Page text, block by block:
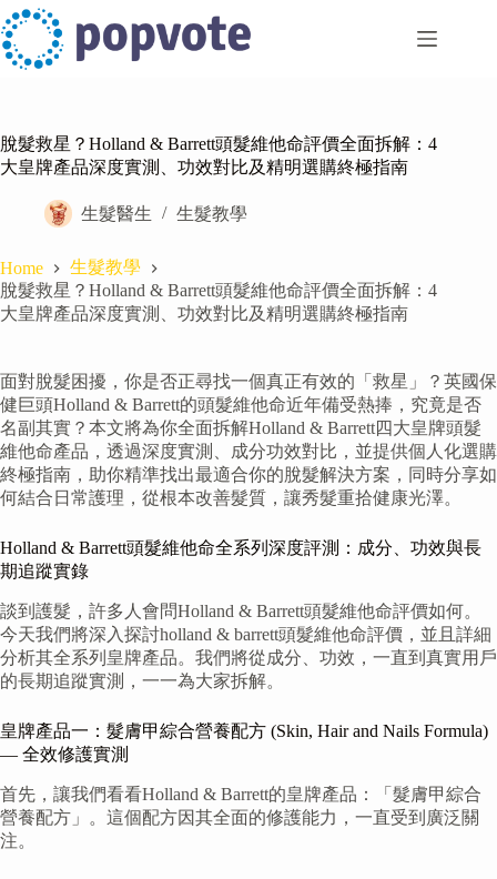
Skip
to
content
脫髮救星？Holland & Barrett頭髮維他命評價全面拆解：4
大皇牌產品深度實測、功效對比及精明選購終極指南
生髮醫生 生髮教學
Home
生髮教學
脫髮救星？Holland & Barrett頭髮維他命評價全面拆解：4
大皇牌產品深度實測、功效對比及精明選購終極指南
面對脫髮困擾，你是否正尋找一個真正有效的「救星」？英國保
健巨頭Holland & Barrett的頭髮維他命近年備受熱捧，究竟是否
名副其實？本文將為你全面拆解Holland & Barrett四大皇牌頭髮
維他命產品，透過深度實測、成分功效對比，並提供個人化選購
終極指南，助你精準找出最適合你的脫髮解決方案，同時分享如
何結合日常護理，從根本改善髮質，讓秀髮重拾健康光澤。
Holland & Barrett頭髮維他命全系列深度評測：成分、功效與長
期追蹤實錄
談到護髮，許多人會問Holland & Barrett頭髮維他命評價如何。
今天我們將深入探討holland & barrett頭髮維他命評價，並且詳細
分析其全系列皇牌產品。我們將從成分、功效，一直到真實用戶
的長期追蹤實測，一一為大家拆解。
皇牌產品一：髮膚甲綜合營養配方 (Skin, Hair and Nails Formula)
— 全效修護實測
首先，讓我們看看Holland & Barrett的皇牌產品：「髮膚甲綜合
營養配方」。這個配方因其全面的修護能力，一直受到廣泛關
注。